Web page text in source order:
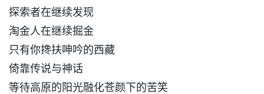
探索者在继续发现
淘金人在继续掘金
只有你搀扶呻吟的西藏
倚靠传说与神话
等待高原的阳光融化苍颜下的苦笑